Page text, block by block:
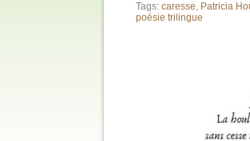
Tags: caresse, Patricia
poésie trilingue